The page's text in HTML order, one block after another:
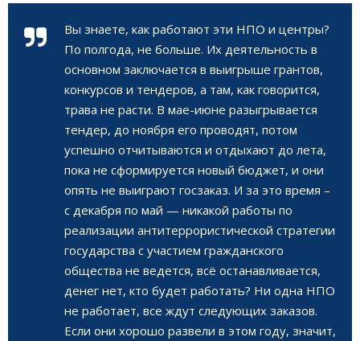
Вы знаете, как работают эти НПО и центры?
По полгода, не больше. Их деятельность в
основном заключается в выигрыше грантов,
конкурсов и тендеров, а там, как говорится,
трава не расти. В мае-июне разыгрывается
тендер, до ноября его проводят, потом
успешно отчитываются и отдыхают до лета,
пока не сформируется новый бюджет, и они
опять не выиграют госзаказ. И за это время –
с декабря по май — никакой работы по
реализации антитеррористической стратегии
государства с участием гражданского
общества не ведется, всё останавливается,
денег нет, кто будет работать? Ни одна НПО
не работает, все ждут следующих заказов.
Если они хорошо развели в этом году, значит,